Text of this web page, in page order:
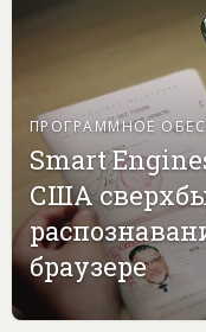
ПРОГРАММНОЕ
Smart
США
браузере